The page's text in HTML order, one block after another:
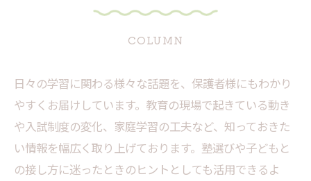
COLUMN
日々の学習に関わる様々な話題を、保護者様にもわかり
やすくお届けしています。教育の現場で起きている動き
や入試制度の変化、家庭学習の工夫など、知っておきた
い情報を幅広く取り上げております。塾選びや子どもと
の接し方に迷ったときのヒントとしても活用できるよ